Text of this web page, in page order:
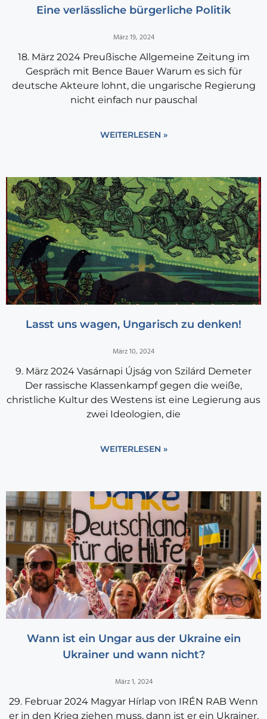
Eine verlässliche bürgerliche Politik
März 19, 2024
18. März 2024 Preußische Allgemeine Zeitung im
Gespräch mit Bence Bauer Warum es sich für
deutsche Akteure lohnt, die ungarische Regierung
nicht einfach nur pauschal
WEITERLESEN »
Lasst uns wagen, Ungarisch zu denken!
März 10, 2024
9. März 2024 Vasárnapi Újság von Szilárd Demeter
Der rassische Klassenkampf gegen die weiße,
christliche Kultur des Westens ist eine Legierung aus
zwei Ideologien, die
WEITERLESEN »
Wann ist ein Ungar aus der Ukraine ein
Ukrainer und wann nicht?
März 1, 2024
29. Februar 2024 Magyar Hírlap von IRÉN RAB Wenn
er in den Krieg ziehen muss, dann ist er ein Ukrainer.